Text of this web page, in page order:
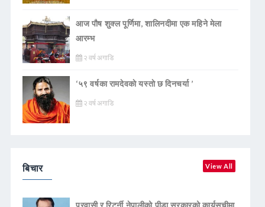
आज पौष शुक्ल पूर्णिमा, शालिनदीमा एक महिने मेला
आरम्भ
२ वर्ष अगाडि
‘५९ वर्षका रामदेवकाे यस्ताे छ दिनचर्या ’
२ वर्ष अगाडि
बिचार View All
प्रवासी र रिटर्नी नेपालीको पीडा सरकारको कार्यसूचीमा